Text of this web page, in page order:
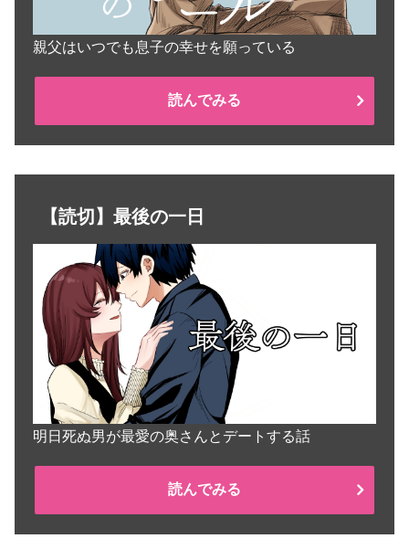
親父はいつでも息子の幸せを願っている
読んでみる
【読切】最後の一日
明日死ぬ男が最愛の奥さんとデートする話
読んでみる